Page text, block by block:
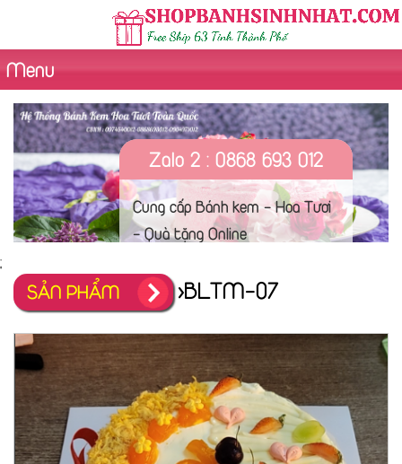
Menu
Zalo 2 : 0868 693 012
Cung cấp Bánh kem - Hoa Tươi
- Quà tặng Online
;
SẢN PHẨM >BLTM-07